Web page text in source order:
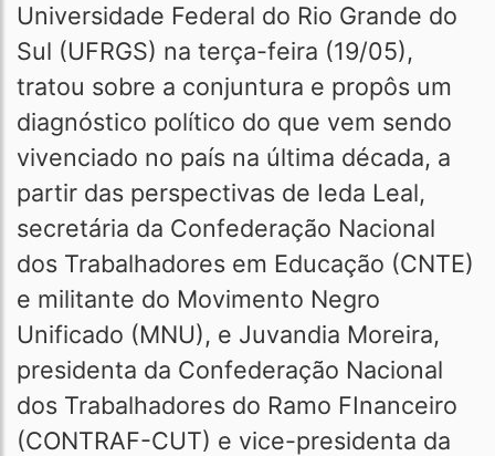
Universidade Federal do Rio Grande do
Sul (UFRGS) na terça-feira (19/05),
tratou sobre a conjuntura e propôs um
diagnóstico político do que vem sendo
vivenciado no país na última década, a
partir das perspectivas de Ieda Leal,
secretária da Confederação Nacional
dos Trabalhadores em Educação (CNTE)
e militante do Movimento Negro
Unificado (MNU), e Juvandia Moreira,
presidenta da Confederação Nacional
dos Trabalhadores do Ramo FInanceiro
(CONTRAF-CUT) e vice-presidenta da